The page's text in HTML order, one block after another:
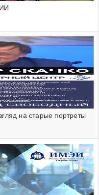
на старые портреты